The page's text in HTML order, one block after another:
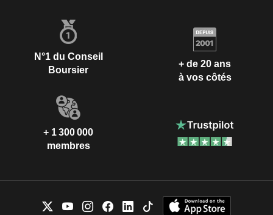
N°1 du Conseil
Boursier
+ de 20 ans
à vos côtés
+ 1 300 000
membres